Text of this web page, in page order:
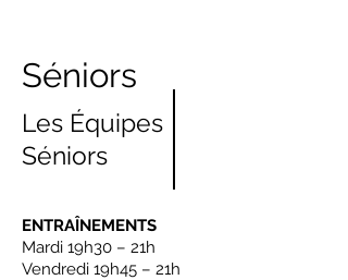
Séniors
Les Équipes
Séniors
ENTRAÎNEMENTS
Mardi 19h30 – 21h
Vendredi 19h45 – 21h